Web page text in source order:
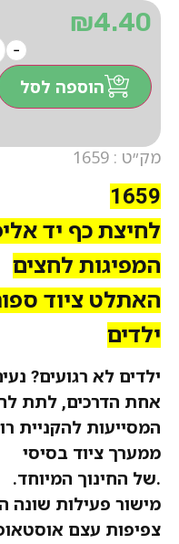
מק״ט : 1659
1659
לחיצת כף יד אליפסה
המפיגות לחצים
האתלט ציוד
ילדים
ילדים לא רגועים?
אחת הדרכים, לתת
המסייעות להקניית
ממערך ציוד בסיסי
.של החינוך המיוחד.
מישור פעילות שונה
צפיפות עצם
₪4.40
-
הוספה לסל